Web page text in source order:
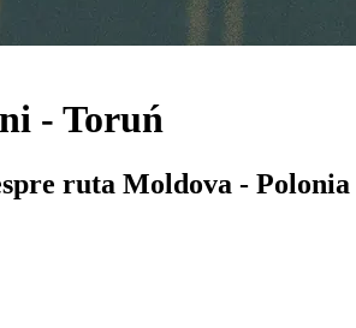
- Toruń
ruta Moldova - Polonia